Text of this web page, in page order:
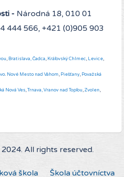
- Národná 18, 010 01
444 566, +421 (0)905 903
, Bratislava,Čadca, Kráľovský Chlmec, Levice,
. Nové Mesto nad Váhom, Piešťany, Považská
Nová Ves,Trnava,Vranov nad Topľou,Zvolen,
All rights reserved.
škola Škola účtovníctva